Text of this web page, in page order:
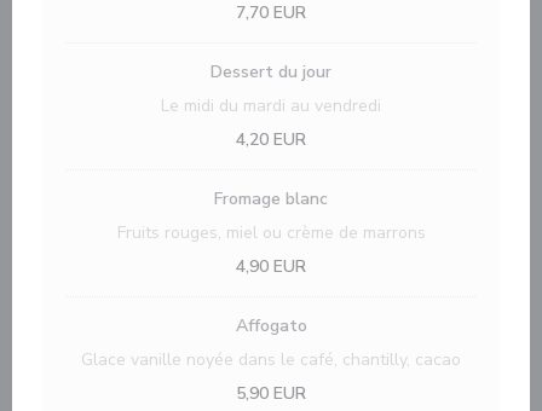
7,70 EUR
Dessert du jour
Le midi du mardi au vendredi
4,20 EUR
Fromage blanc
Fruits rouges, miel ou crème de marrons
4,90 EUR
Affogato
Glace vanille noyée dans le café, chantilly, cacao
5,90 EUR